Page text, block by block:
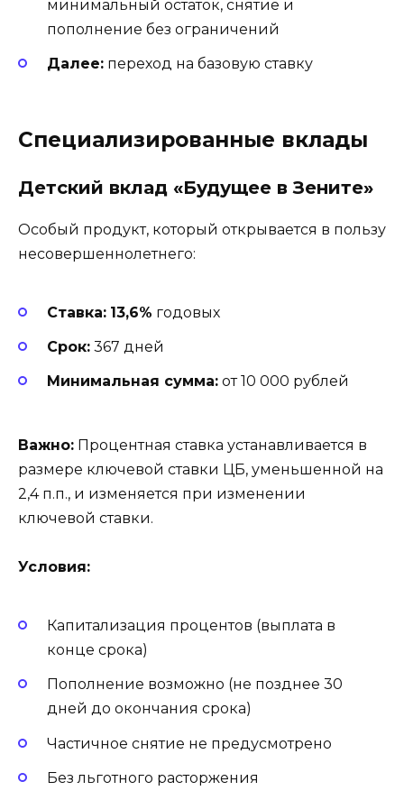
минимальный остаток, снятие и
пополнение без ограничений
Далее: переход на базовую ставку
Специализированные вклады
Детский вклад «Будущее в Зените»
Особый продукт, который открывается в пользу
несовершеннолетнего:
Ставка: 13,6% годовых
Срок: 367 дней
Минимальная сумма: от 10 000 рублей
Важно: Процентная ставка устанавливается в
размере ключевой ставки ЦБ, уменьшенной на
2,4 п.п., и изменяется при изменении
ключевой ставки.
Условия:
Капитализация процентов (выплата в
конце срока)
Пополнение возможно (не позднее 30
дней до окончания срока)
Частичное снятие не предусмотрено
Без льготного расторжения